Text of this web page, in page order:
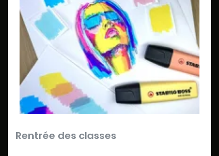
Rentrée des classes